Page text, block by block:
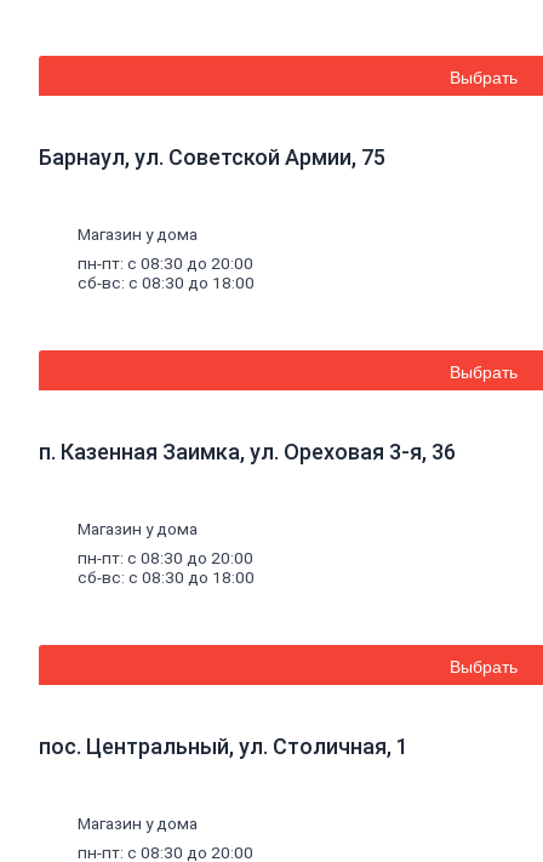
и
стальные
Труба
водогазопроводная
Строительные
Штукатурки
Клей
для
и
(затирки)
Смеси
Гипс
Гидроизоляция
Выбрать
Барнаул, ул. Советской Армии, 75
Магазин у дома
пн-пт: с 08:30 до 20:00
сб-вс: с 08:30 до 18:00
Выбрать
п. Казенная Заимка, ул. Ореховая 3-я, 36
Магазин у дома
пн-пт: с 08:30 до 20:00
сб-вс: с 08:30 до 18:00
Выбрать
пос. Центральный, ул. Столичная, 1
Магазин у дома
пн-пт: с 08:30 до 20:00